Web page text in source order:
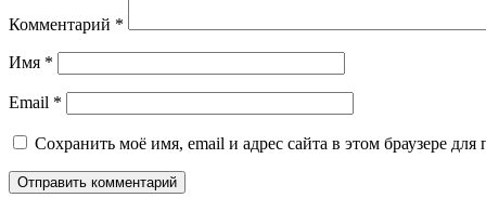
Комментарий *
Имя *
Email *
Сохранить моё имя, email и адрес сайта в этом браузере